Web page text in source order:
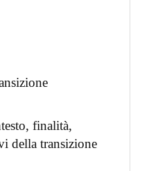
finalità,
della transizione